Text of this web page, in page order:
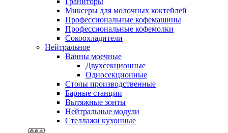
Миксеры для молочных коктейлей
Профессиональные кофемашины
Профессиональные кофемолки
Сокоохладители
Нейтральное
Ванны моечные
Двухсекционные
Односекционные
Столы производственные
Барные станции
Вытяжные зонты
Нейтральные модули
Стеллажи кухонные